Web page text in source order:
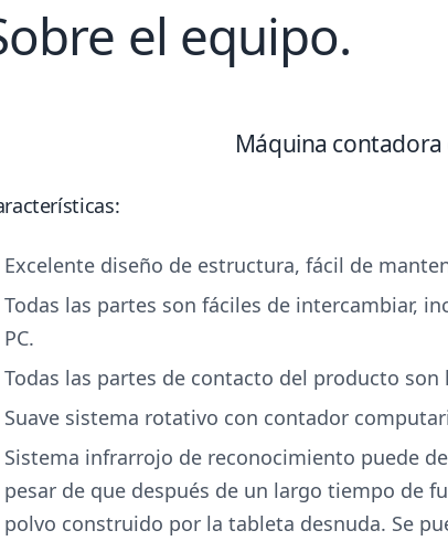
el equipo.
Máquina contadora
Excelente diseño de estructura, fácil de
Todas las partes son fáciles de intercambiar,
PC.
Todas las partes de contacto del producto son
Suave sistema rotativo con contador
Sistema infrarrojo de reconocimiento puede
pesar de que después de un largo tiempo de
polvo construido por la tableta desnuda. Se